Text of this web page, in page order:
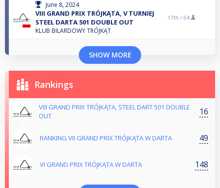
June 8, 2024
VIII GRAND PRIX TRÓJKĄTA, V TURNIEJ
STEEL DARTA 501 DOUBLE OUT
KLUB BILARDOWY TRÓJKĄT
17th / 64
SHOW MORE
Rankings
VIII GRAND PRIX TRÓJKĄTA, STEEL DART 501 DOUBLE
OUT
16
RANKING VII GRAND PRIX TRÓJKĄTA W DARTA 49
VI GRAND PRIX TRÓJKĄTA W DARTA 148